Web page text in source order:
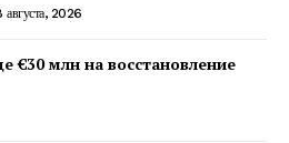
августа, 2026
€30 млн на восстановление